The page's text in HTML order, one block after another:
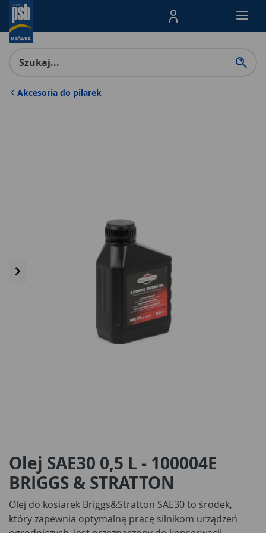
Menu Produktów,
Akcesoria do pilarek
Olej SAE30 0,5 L - 100004E
BRIGGS & STRATTON
Olej do kosiarek Briggs&Stratton SAE30 to środek,
który zapewnia optymalną pracę silnikom urządzeń